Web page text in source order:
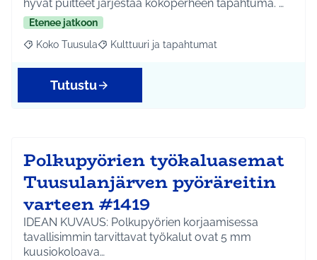
hyvät puitteet järjestää kokoperheen tapahtuma. …
Etenee jatkoon
Rajaa tulokset aihepiirin mukaan: Koko Tuusula
Koko Tuusula Rajaa tulokset teeman mukaan: Kulttuuri ja
Kulttuuri ja tapahtumat
Tutustu
Polkupyörien työkaluasemat
Tuusulanjärven pyöräreitin
varteen #1419
IDEAN KUVAUS: Polkupyörien korjaamisessa
tavallisimmin tarvittavat työkalut ovat 5 mm
kuusiokoloava…